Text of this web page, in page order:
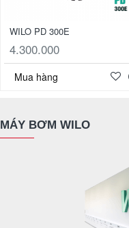
WILO PD 300E
4.300.000
Mua hàng
MÁY BƠM WILO